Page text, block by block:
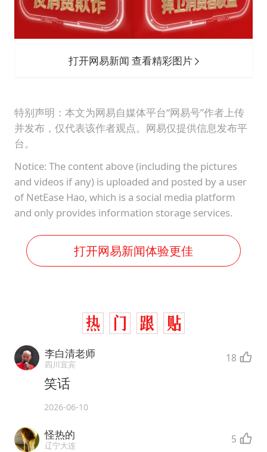
打开网易新闻 查看精彩图片
特别声明：本文为网易自媒体平台“网易号”作者上传
并发布，仅代表该作者观点。网易仅提供信息发布平
台。
Notice: The content above (including the pictures
and videos if any) is uploaded and posted by a user
of NetEase Hao, which is a social media platform
and only provides information storage services.
打开网易新闻体验更佳
李白清老师
四川宜宾 18
笑话
2026-06-10
怪热的
辽宁大连 5